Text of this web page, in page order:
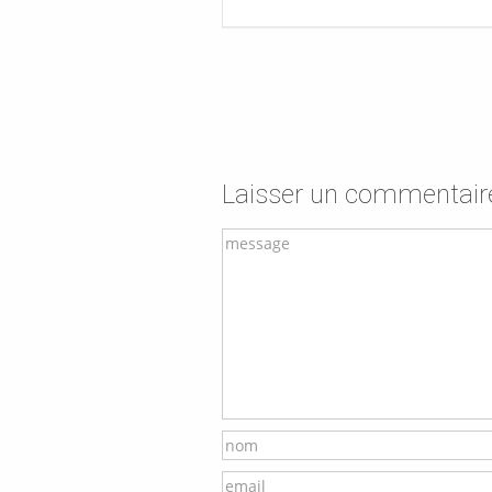
Laisser un